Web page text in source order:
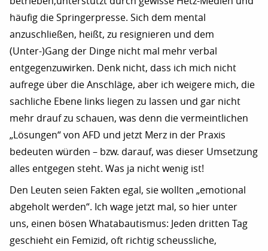
häufig die Springerpresse. Sich dem mental
anzuschließen, heißt, zu resignieren und dem
(Unter-)Gang der Dinge nicht mal mehr verbal
entgegenzuwirken. Denk nicht, dass ich mich nicht
aufrege über die Anschläge, aber ich weigere mich, die
sachliche Ebene links liegen zu lassen und gar nicht
mehr drauf zu schauen, was denn die vermeintlichen
„Lösungen“ von AFD und jetzt Merz in der Praxis
bedeuten würden – bzw. darauf, was dieser Umsetzung
alles entgegen steht. Was ja nicht wenig ist!
Den Leuten seien Fakten egal, sie wollten „emotional
abgeholt werden“. Ich wage jetzt mal, so hier unter
uns, einen bösen Whatabautismus: Jeden dritten Tag
geschieht ein Femizid, oft richtig scheussliche,